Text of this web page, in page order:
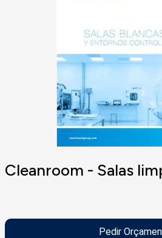
Cleanroom - Salas
Pedir